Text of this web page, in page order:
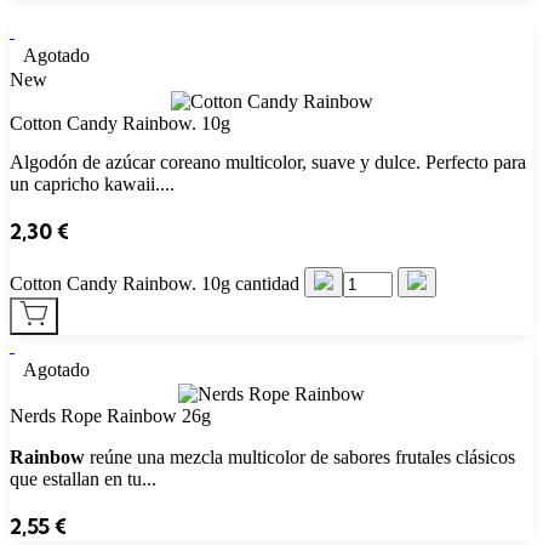
Agotado
New
Cotton Candy Rainbow. 10g
Algodón de azúcar coreano multicolor, suave y dulce. Perfecto para
un capricho kawaii....
2,30€
Cotton Candy Rainbow. 10g cantidad
Agotado
Nerds Rope Rainbow 26g
Rainbow reúne una mezcla multicolor de sabores frutales clásicos
que estallan en tu...
2,55€